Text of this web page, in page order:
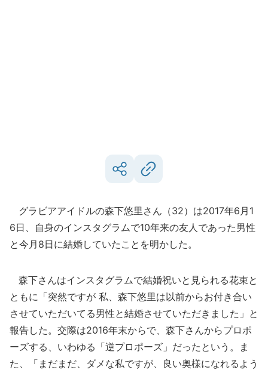
グラビアアイドルの森下悠里さん（32）は2017年6月1
6日、自身のインスタグラムで10年来の友人であった男性
と今月8日に結婚していたことを明かした。
森下さんはインスタグラムで結婚祝いと見られる花束と
ともに「突然ですが 私、森下悠里は以前からお付き合い
させていただいてる男性と結婚させていただきました」と
報告した。交際は2016年末からで、森下さんからプロポ
ーズする、いわゆる「逆プロポーズ」だったという。ま
た、「まだまだ、ダメな私ですが、良い奥様になれるよう